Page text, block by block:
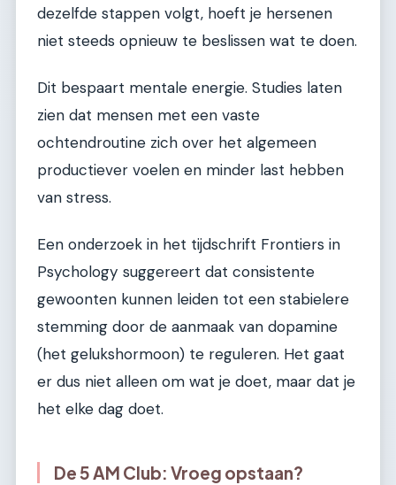
dezelfde stappen volgt, hoeft je hersenen
niet steeds opnieuw te beslissen wat te doen.
Dit bespaart mentale energie. Studies laten
zien dat mensen met een vaste
ochtendroutine zich over het algemeen
productiever voelen en minder last hebben
van stress.
Een onderzoek in het tijdschrift Frontiers in
Psychology suggereert dat consistente
gewoonten kunnen leiden tot een stabielere
stemming door de aanmaak van dopamine
(het gelukshormoon) te reguleren. Het gaat
er dus niet alleen om wat je doet, maar dat je
het elke dag doet.
De 5 AM Club: Vroeg opstaan?